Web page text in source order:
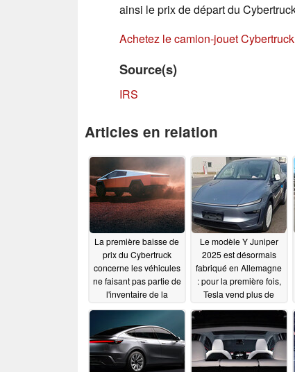
ainsi le prix de départ du
Achetez le camion-jouet
Source(s)
IRS
Articles en relation
La première baisse de
prix du Cybertruck
concerne les véhicules
ne faisant pas partie de
l'inventaire de la
cher, figure sur la liste
des crédits d'impôt
01/16/2025
Le modèle Y Juniper
2025 est désormais
fabriqué en Allemagne
: pour la première fois,
Tesla vend plus de